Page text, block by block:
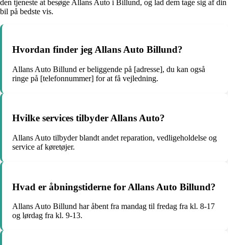
den tjeneste at besøge Allans Auto i Billund, og lad dem tage sig af din
bil på bedste vis.
Hvordan finder jeg Allans Auto Billund?
Allans Auto Billund er beliggende på [adresse], du kan også
ringe på [telefonnummer] for at få vejledning.
Hvilke services tilbyder Allans Auto?
Allans Auto tilbyder blandt andet reparation, vedligeholdelse og
service af køretøjer.
Hvad er åbningstiderne for Allans Auto Billund?
Allans Auto Billund har åbent fra mandag til fredag fra kl. 8-17
og lørdag fra kl. 9-13.